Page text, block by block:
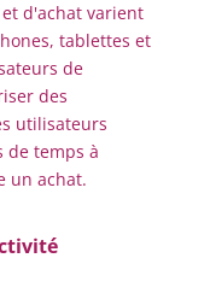
d'achat varient
tablettes et
de
des
utilisateurs
de temps à
un achat.